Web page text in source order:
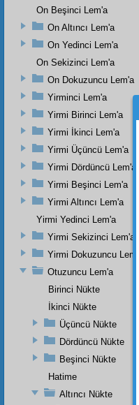
On Beşinci Lem'a
On Altıncı Lem'a
On Yedinci Lem'a
On Sekizinci Lem'a
On Dokuzuncu Lem'a
Yirminci Lem'a
Yirmi Birinci Lem'a
Yirmi İkinci Lem'a
Yirmi Üçüncü Lem'a
Yirmi Dördüncü Lem'a
Yirmi Beşinci Lem'a
Yirmi Altıncı Lem'a
Yirmi Yedinci Lem'a
Yirmi Sekizinci Lem'a
Yirmi Dokuzuncu Lem'a
Otuzuncu Lem'a
Birinci Nükte
İkinci Nükte
Üçüncü Nükte
Dördüncü Nükte
Beşinci Nükte
Hatime
Altıncı Nükte